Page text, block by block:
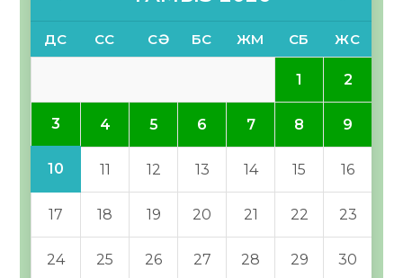
ДС СС СӘ БС ЖМ СБ ЖС
1 2
3 4 5 6 7 8 9
10 11 12 13 14 15 16
17 18 19 20 21 22 23
24 25 26 27 28 29 30